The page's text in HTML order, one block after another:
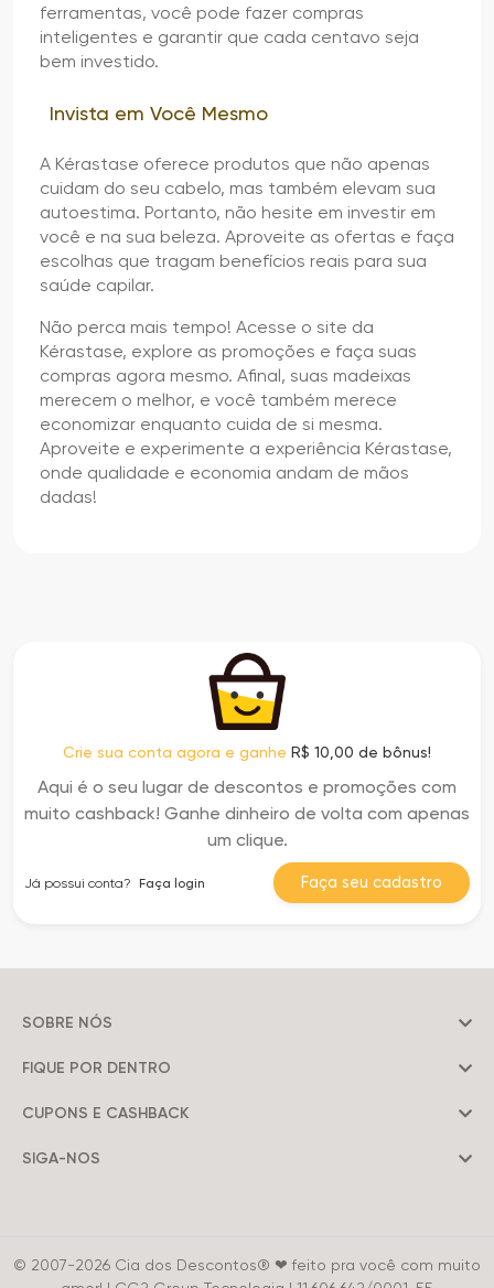
ferramentas, você pode fazer compras
inteligentes e garantir que cada centavo seja
bem investido.
Invista em Você Mesmo
A Kérastase oferece produtos que não apenas
cuidam do seu cabelo, mas também elevam sua
autoestima. Portanto, não hesite em investir em
você e na sua beleza. Aproveite as ofertas e faça
escolhas que tragam benefícios reais para sua
saúde capilar.
Não perca mais tempo! Acesse o site da
Kérastase, explore as promoções e faça suas
compras agora mesmo. Afinal, suas madeixas
merecem o melhor, e você também merece
economizar enquanto cuida de si mesma.
Aproveite e experimente a experiência Kérastase,
onde qualidade e economia andam de mãos
dadas!
Crie sua conta agora e ganhe R$ 10,00 de bônus!
Aqui é o seu lugar de descontos e promoções com
muito cashback! Ganhe dinheiro de volta com apenas
um clique.
Faça seu cadastro
Já possui conta? Faça login
SOBRE NÓS
FIQUE POR DENTRO
CUPONS E CASHBACK
SIGA-NOS
© 2007-2026 Cia dos Descontos® ❤ feito pra você com muito